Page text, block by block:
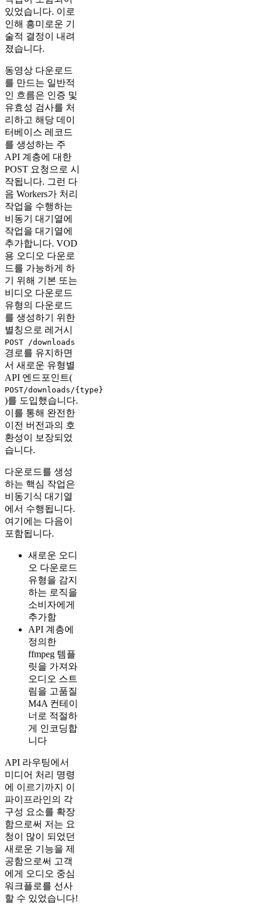
있었습니다. 이로
인해 흥미로운 기
술적 결정이 내려
졌습니다.
동영상 다운로드
를 만드는 일반적
인 흐름은 인증 및
유효성 검사를 처
리하고 해당 데이
터베이스 레코드
를 생성하는 주
API 계층에 대한
POST 요청으로 시
작됩니다. 그런 다
음 Workers가 처리
작업을 수행하는
비동기 대기열에
작업을 대기열에
추가합니다. VOD
용 오디오 다운로
드를 가능하게 하
기 위해 기본 또는
비디오 다운로드
유형의 다운로드
를 생성하기 위한
별칭으로 레거시
POST /downloads
경로를 유지하면
서 새로운 유형별
API 엔드포인트(
POST/downloads/{type}
)를 도입했습니다.
이를 통해 완전한
이전 버전과의 호
환성이 보장되었
습니다.
다운로드를 생성
하는 핵심 작업은
비동기식 대기열
에서 수행됩니다.
여기에는 다음이
포함됩니다.
새로운 오디
오 다운로드
유형을 감지
하는 로직을
소비자에게
추가함
API 계층에
정의한
ffmpeg 템플
릿을 가져와
오디오 스트
림을 고품질
M4A 컨테이
너로 적절하
게 인코딩합
니다
API 라우팅에서
미디어 처리 명령
에 이르기까지 이
파이프라인의 각
구성 요소를 확장
함으로써 저는 요
청이 많이 되었던
새로운 기능을 제
공함으로써 고객
에게 오디오 중심
워크플로를 선사
할 수 있었습니다!